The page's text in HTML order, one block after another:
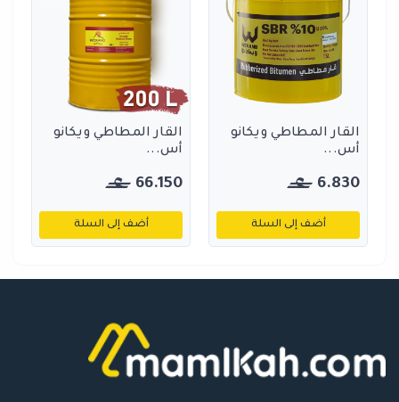
القار المطاطي ويكانو
أس...
6.830
أضف إلى السلة
القار المطاطي ويكانو
أس...
66.150
أضف إلى السلة